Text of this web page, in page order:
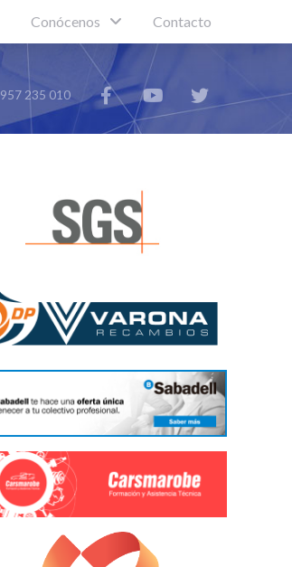
Conócenos Contacto
957 235 010